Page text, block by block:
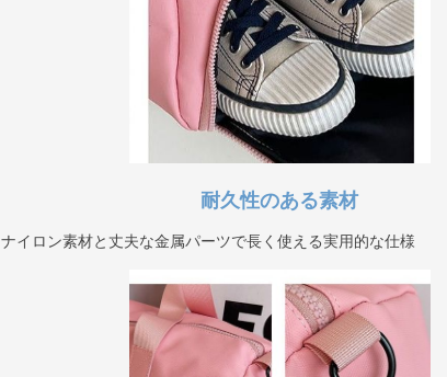
耐久性のある素材
ナイロン素材と丈夫な金属パーツで長く使える実用的な仕様